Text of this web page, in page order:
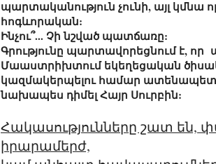
պարտականություն չունի, այլ
հոգևորական:
Ինչու՞... Չի նշված պատճառը:
Գրությունը պարտավորեցնում է, որ
Մաաստրիխտում եկեղեցական
կազմակերպելու համար
նախապես դիմել Հայր Սուրբին:
Հակասությունները շատ են,
իրարամերժ,